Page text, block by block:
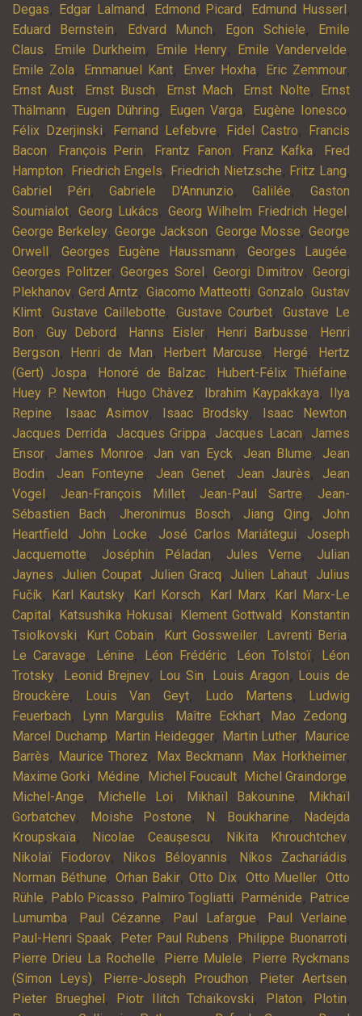
Degas, Edgar Lalmand , Edmond Picard , Edmund Husserl ,
Eduard Bernstein, Edvard Munch, Egon Schiele,
Emile
Claus, Emile Durkheim, Emile Henry, Emile Vandervelde,
Emile Zola, Emmanuel Kant, Enver Hoxha, Eric Zemmour,
Ernst Aust, Ernst Busch, Ernst Mach, Ernst Nolte,
Ernst
Thälmann, Eugen Dühring, Eugen Varga, Eugène Ionesco,
Félix Dzerjinski, Fernand Lefebvre, Fidel Castro,
Francis
Bacon, François Perin, Frantz Fanon, Franz Kafka,
Fred
Hampton, Friedrich Engels, Friedrich Nietzsche, Fritz Lang,
Gabriel Péri,Gabriele D'Annunzio,Galilée,Gaston
Soumialot, Georg Lukács, Georg Wilhelm Friedrich Hegel ,
George Berkeley,George Jackson, George Mosse,George
Orwell , Georges Eugène Haussmann,Georges Laugée,
Georges Politzer, Georges Sorel , Georgi Dimitrov, Georgi
Plekhanov,Gerd Arntz, Giacomo Matteotti, Gonzalo,Gustav
Klimt, Gustave Caillebotte, Gustave Courbet,Gustave Le
Bon, Guy Debord , Hanns Eisler, Henri Barbusse,
Henri
Bergson, Henri de Man, Herbert Marcuse, Hergé,
Hertz
(Gert) Jospa, Honoré de Balzac, Hubert-Félix Thiéfaine,
Huey P. Newton, Hugo Chàvez, Ibrahim Kaypakkaya,
Ilya
Repine, Isaac Asimov, Isaac Brodsky, Isaac Newton,
Jacques Derrida, Jacques Grippa, Jacques Lacan, James
Ensor, James Monroe, Jan van Eyck, Jean Blume, Jean
Bodin, Jean Fonteyne, Jean Genet, Jean Jaurès, Jean
Vogel , Jean-François Millet, Jean-Paul Sartre, Jean-
Sébastien Bach, Jheronimus Bosch, Jiang Qing, John
Heartfield , John Locke, José Carlos Mariátegui, Joseph
Jacquemotte, Joséphin Péladan, Jules Verne, Julian
Jaynes, Julien Coupat, Julien Gracq, Julien Lahaut, Julius
Fučík, Karl Kautsky, Karl Korsch, Karl Marx, Karl Marx-Le
Capital , Katsushika Hokusai, Klement Gottwald , Konstantin
Tsiolkovski, Kurt Cobain, Kurt Gossweiler, Lavrenti Beria,
Le Caravage, Lénine, Léon Frédéric, Léon Tolstoï,
Léon
Trotsky, Leonid Brejnev, Lou Sin, Louis Aragon, Louis de
Brouckère, Louis Van Geyt, Ludo Martens,
Ludwig
Feuerbach, Lynn Margulis, Maître Eckhart, Mao Zedong,
Marcel Duchamp, Martin Heidegger, Martin Luther, Maurice
Barrès, Maurice Thorez, Max Beckmann, Max Horkheimer,
Maxime Gorki, Médine, Michel Foucault, Michel Graindorge,
Michel-Ange, Michelle Loi, Mikhaïl Bakounine,
Mikhaïl
Gorbatchev, Moishe Postone, N. Boukharine,
Nadejda
Kroupskaïa, Nicolae Ceaușescu, Nikita Khrouchtchev,
Nikolaï Fiodorov, Nikos Béloyannis, Níkos Zachariádis,
Norman Béthune, Orhan Bakir, Otto Dix, Otto Mueller, Otto
Rühle, Pablo Picasso, Palmiro Togliatti, Parménide, Patrice
Lumumba, Paul Cézanne, Paul Lafargue, Paul Verlaine,
Paul-Henri Spaak, Peter Paul Rubens, Philippe Buonarroti,
Pierre Drieu La Rochelle, Pierre Mulele,
Pierre Ryckmans
(Simon Leys), Pierre-Joseph Proudhon, Pieter Aertsen,
Pieter Brueghel , Piotr Ilitch Tchaïkovski, Platon, Plotin,